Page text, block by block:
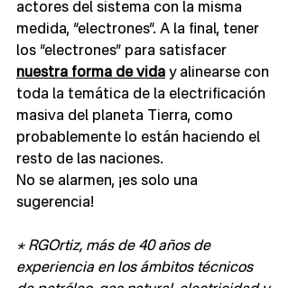
actores del sistema con la misma
medida, “electrones”. A la final, tener
los “electrones” para satisfacer
nuestra forma de vida y alinearse con
toda la temática de la electrificación
masiva del planeta Tierra, como
probablemente lo están haciendo el
resto de las naciones.
No se alarmen, ¡es solo una
sugerencia!
* RGOrtiz, más de 40 años de
experiencia en los ámbitos técnicos